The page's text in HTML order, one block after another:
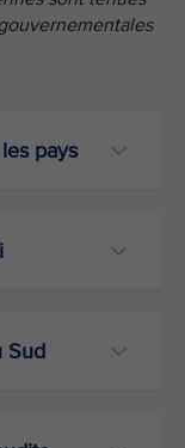
pays
Sud